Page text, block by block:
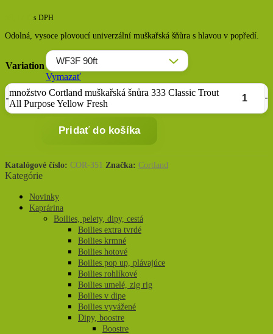
s DPH
Odolná, vysoce plovoucí univerzální muškařská šňůra s hlavou v popředí.
Variation
Vymazať
množstvo Cortland muškařská šnůra 333 Classic Trout
All Purpose Yellow Fresh
Pridať do košíka
Katalógové číslo: COR-351 Značka: Cortland
Kategórie
Novinky
Kaprárina
Boilies, pelety, dipy, cestá
Boilies extra tvrdé
Boilies krmné
Boilies hotové
Boilies pop up, plávajúce
Boilies rohlíkové
Boilies umelé, zig rig
Boilies v dipe
Boilies vyvážené
Dipy, boostre
Boostre